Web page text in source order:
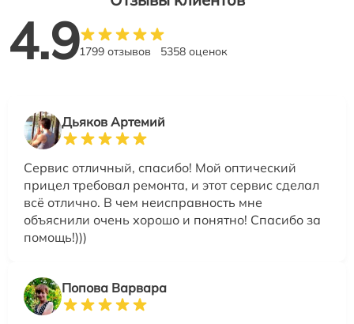
4.91799 отзывов 5358 оценок
Дьяков Артемий
Сервис отличный, спасибо! Мой оптический
прицел требовал ремонта, и этот сервис сделал
всё отлично. В чем неисправность мне
объяснили очень хорошо и понятно! Спасибо за
помощь!)))
Попова Варвара